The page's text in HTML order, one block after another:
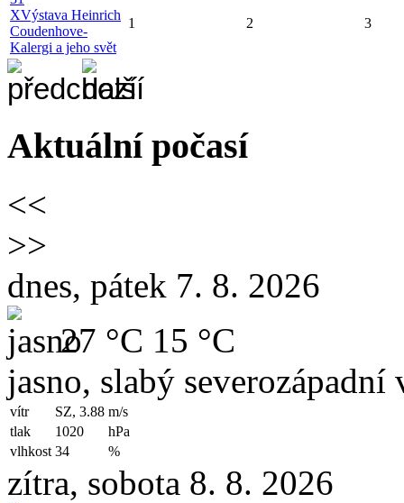
XVýstava Heinrich
Coudenhove-
Kalergi a jeho svět
1 2 3
Aktuální počasí
<<
>>
dnes, pátek 7. 8. 2026
27 °C 15 °C
jasno, slabý severozápadní
vítr SZ, 3.88 m/s
tlak
1020
hPa
vlhkost 34 %
zítra, sobota 8. 8. 2026